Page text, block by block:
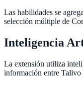
Las habilidades se
selección múltiple de
Inteligencia
La extensión utiliza
información entre Talivo